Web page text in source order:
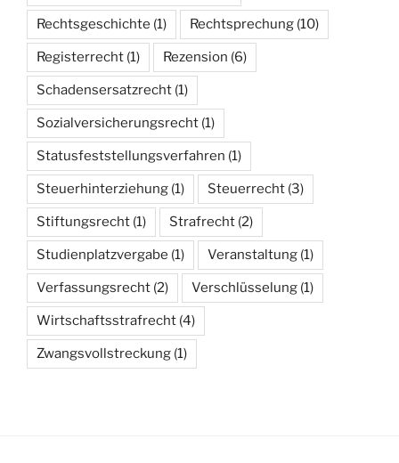
Rechtsgeschichte (1) Rechtsprechung (10)
Registerrecht (1) Rezension (6)
Schadensersatzrecht (1)
Sozialversicherungsrecht (1)
Statusfeststellungsverfahren (1)
Steuerhinterziehung (1) Steuerrecht (3)
Stiftungsrecht (1) Strafrecht (2)
Studienplatzvergabe (1) Veranstaltung (1)
Verfassungsrecht (2) Verschlüsselung (1)
Wirtschaftsstrafrecht (4)
Zwangsvollstreckung (1)